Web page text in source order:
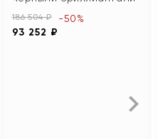
186 504 ₽
93 252 ₽
-50%